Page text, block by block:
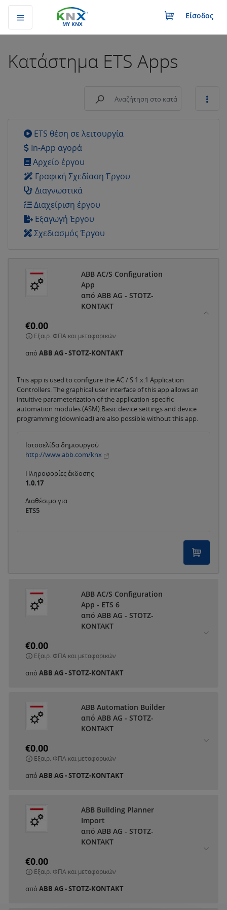
MY KNX
Είσοδος
Κατάστημα ETS Apps
ETS θέση σε λειτουργία
In-App αγορά
Αρχείο έργου
Γραφική Σχεδίαση Έργου
Διαγνωστικά
Διαχείριση έργου
Εξαγωγή Έργου
Σχεδιασμός Έργου
ABB AC/S Configuration
App
από ABB AG - STOTZ-
KONTAKT
€0.00
Εξαιρ. ΦΠΑ και μεταφορικών
από ABB AG - STOTZ-KONTAKT
This app is used to configure the AC / S 1.x.1 Application
Controllers. The graphical user interface of this app allows an
intuitive parameterization of the application-specific
automation modules (ASM).Basic device settings and device
programming (download) are also possible without this app.
Ιστοσελίδα δημιουργού
http://www.abb.com/knx
Πληροφορίες έκδοσης
1.0.17
Διαθέσιμο για
ETS5
ABB AC/S Configuration
App - ETS 6
από ABB AG - STOTZ-
KONTAKT
€0.00
Εξαιρ. ΦΠΑ και μεταφορικών
από ABB AG - STOTZ-KONTAKT
ABB Automation Builder
από ABB AG - STOTZ-
KONTAKT
€0.00
Εξαιρ. ΦΠΑ και μεταφορικών
από ABB AG - STOTZ-KONTAKT
ABB Building Planner
Import
από ABB AG - STOTZ-
KONTAKT
€0.00
Εξαιρ. ΦΠΑ και μεταφορικών
από ABB AG - STOTZ-KONTAKT